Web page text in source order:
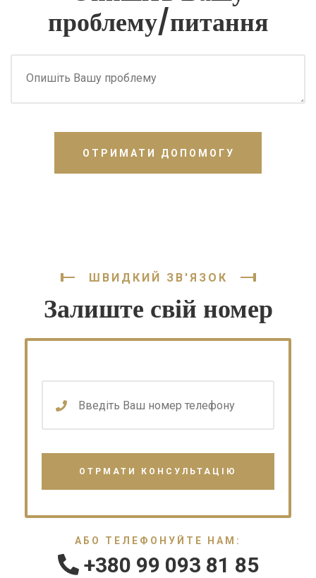
проблему/питання
ОТРИМАТИ ДОПОМОГУ
ШВИДКИЙ ЗВ'ЯЗОК
Залиште свій номер
АБО ТЕЛЕФОНУЙТЕ НАМ:
+380 99 093 81 85